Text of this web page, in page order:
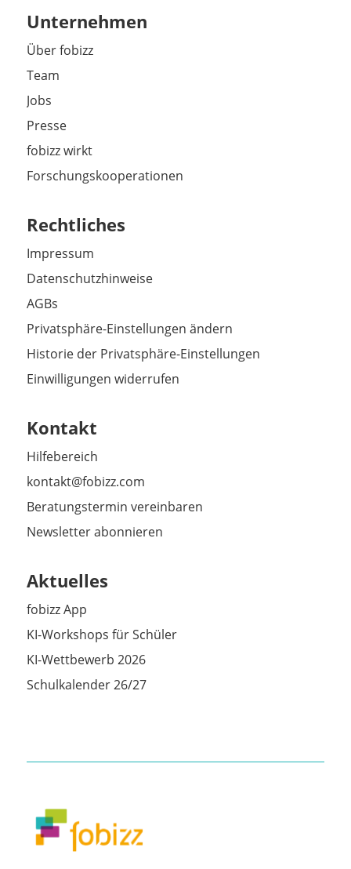
Unternehmen
Über fobizz
Team
Jobs
Presse
fobizz wirkt
Forschungskooperationen
Rechtliches
Impressum
Datenschutzhinweise
AGBs
Privatsphäre-Einstellungen ändern
Historie der Privatsphäre-Einstellungen
Einwilligungen widerrufen
Kontakt
Hilfebereich
kontakt@fobizz.com
Beratungstermin vereinbaren
Newsletter abonnieren
Aktuelles
fobizz App
KI-Workshops für Schüler
KI-Wettbewerb 2026
Schulkalender 26/27